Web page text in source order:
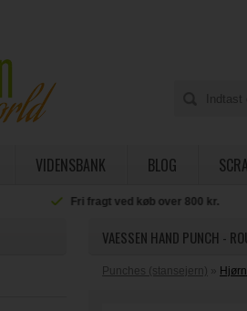
VIDENSBANK BLOG
800 kr. Intet
VAESSEN HAND PUNCH -
Punches (stansejern) »